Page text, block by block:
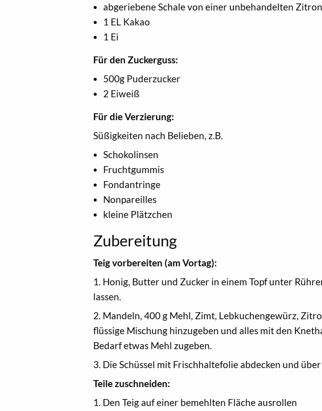
abgeriebene Schale von einer unbehandelten
1 EL Kakao
1 Ei
Für den Zuckerguss:
500g Puderzucker
2 Eiweiß
Für die Verzierung:
Süßigkeiten nach Belieben, z.B.
Schokolinsen
Fruchtgummis
Fondantringe
Nonpareilles
kleine Plätzchen
Zubereitung
Teig vorbereiten (am Vortag):
1. Honig, Butter und Zucker in einem Topf unter
lassen.
2. Mandeln, 400 g Mehl, Zimt, Lebkuchengewürz,
flüssige Mischung hinzugeben und alles mit den
Bedarf etwas Mehl zugeben.
3. Die Schüssel mit Frischhaltefolie abdecken und
Teile zuschneiden:
1. Den Teig auf einer bemehlten Fläche ausrollen